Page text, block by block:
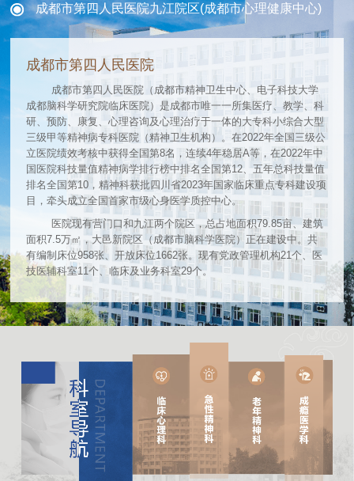
成都市第四人民医院九江院区(成都市心理健康中心)
成都市第四人民医院
成都市第四人民医院（成都市精神卫生中心、电子科技大学
成都脑科学研究院临床医院）是成都市唯一一所集医疗、教学、科
研、预防、康复、心理咨询及心理治疗于一体的大专科小综合大型
三级甲等精神病专科医院（精神卫生机构）。在2022年全国三级公
立医院绩效考核中获得全国第8名，连续4年稳居A等，在2022年中
国医院科技量值精神病学排行榜中排名全国第12、五年总科技量值
排名全国第10，精神科获批四川省2023年国家临床重点专科建设项
目，牵头成立全国首家市级心身医学质控中心。
医院现有营门口和九江两个院区，总占地面积79.85亩、建筑
面积7.5万㎡，大邑新院区（成都市脑科学医院）正在建设中。共
有编制床位958张、开放床位1662张。现有党政管理机构21个、医
技医辅科室11个、临床及业务科室29个。